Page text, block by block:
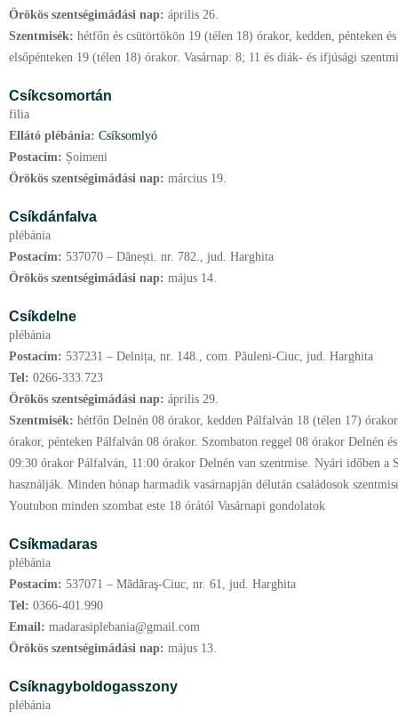
Örökös szentségimádási nap: április 26.
Szentmisék: hétfőn és csütörtökön 19 (télen 18) órakor, kedden, pénteken
elsőpénteken 19 (télen 18) órakor. Vasárnap: 8; 11 és diák- és ifjúsági
Csíkcsomortán
filia
Ellátó plébánia: Csíksomlyó
Postacím: Șoimeni
Örökös szentségimádási nap: március 19.
Csíkdánfalva
plébánia
Postacím: 537070 – Dănești. nr. 782., jud. Harghita
Örökös szentségimádási nap: május 14.
Csíkdelne
plébánia
Postacím: 537231 – Delnița, nr. 148., com. Păuleni-Ciuc, jud. Harghita
Tel: 0266-333.723
Örökös szentségimádási nap: április 29.
Szentmisék: hétfőn Delnén 08 órakor, kedden Pálfalván 18 (télen 17)
órakor, pénteken Pálfalván 08 órakor. Szombaton reggel 08 órakor Delnén
09:30 órakor Pálfalván, 11:00 órakor Delnén van szentmise. Nyári időben a
használják. Minden hónap harmadik vasárnapján délután családosok
Youtubon minden szombat este 18 órától Vasárnapi gondolatok
Csíkmadaras
plébánia
Postacím: 537071 – Mădăraş-Ciuc, nr. 61, jud. Harghita
Tel: 0366-401.990
Email: madarasiplebania@gmail.com
Örökös szentségimádási nap: május 13.
Csíknagyboldogasszony
plébánia